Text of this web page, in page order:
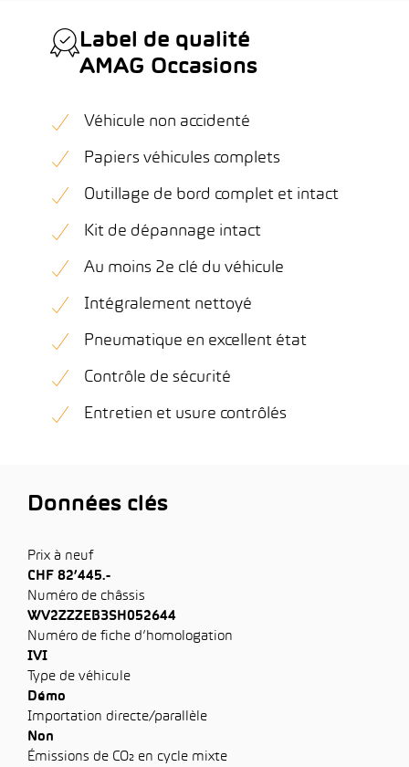
Label de qualité
AMAG Occasions
Véhicule non accidenté
Papiers véhicules complets
Outillage de bord complet et intact
Kit de dépannage intact
Au moins 2e clé du véhicule
Intégralement nettoyé
Pneumatique en excellent état
Contrôle de sécurité
Entretien et usure contrôlés
Données clés
Prix à neuf
CHF 82’445.-
Numéro de châssis
WV2ZZZEB3SH052644
Numéro de fiche d’homologation
IVI
Type de véhicule
Démo
Importation directe/parallèle
Non
Émissions de CO₂ en cycle mixte